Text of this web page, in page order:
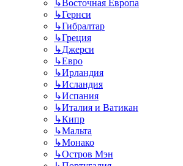
↳Восточная Европа
↳Гернси
↳Гибралтар
↳Греция
↳Джерси
↳Евро
↳Ирландия
↳Исландия
↳Испания
↳Италия и Ватикан
↳Кипр
↳Мальта
↳Монако
↳Остров Мэн